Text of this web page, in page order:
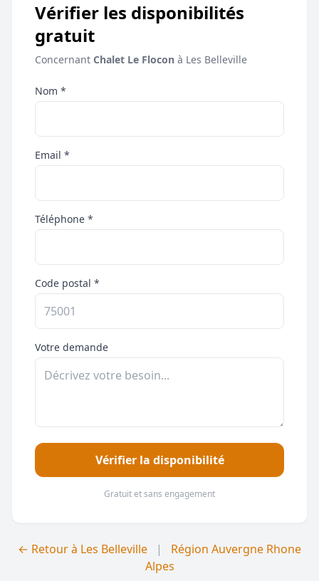
Vérifier les disponibilités
gratuit
Concernant Chalet Le Flocon à Les Belleville
Nom *
Email *
Téléphone *
Code postal *
Votre demande
Vérifier la disponibilité
Gratuit et sans engagement
← Retour à Les Belleville |
Région Auvergne Rhone
Alpes